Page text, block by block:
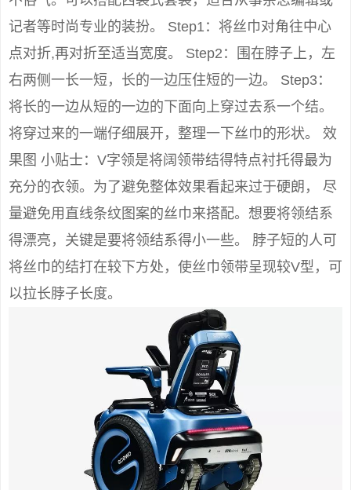
记者等时尚专业的装扮。 Step1：将丝巾对角往中心
点对折,再对折至适当宽度。 Step2：围在脖子上，左
右两侧一长一短，长的一边压住短的一边。 Step3：
将长的一边从短的一边的下面向上穿过去系一个结。
将穿过来的一端仔细展开，整理一下丝巾的形状。 效
果图 小贴士：V字领是将阔领带结得特点衬托得最为
充分的衣领。为了避免整体效果看起来过于硬朗， 尽
量避免用直线条纹图案的丝巾来搭配。想要将领结系
得漂亮，关键是要将领结系得小一些。 脖子短的人可
将丝巾的结打在较下方处，使丝巾领带呈现较V型，可
以拉长脖子长度。